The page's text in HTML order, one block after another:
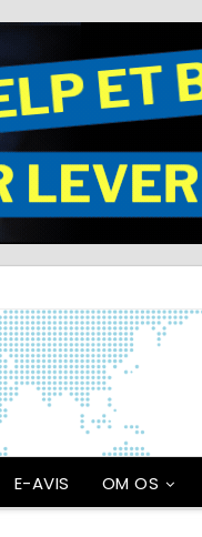
E-AVIS OM OS